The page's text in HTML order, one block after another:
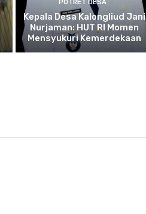
POTRET DESA
Kepala Desa Kalongliud Jani
Nurjaman: HUT RI Momen
Mensyukuri Kemerdekaan